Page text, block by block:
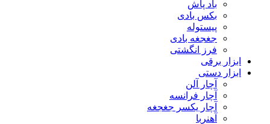
باد پاش
بکس بادی
پیستوله
جغجغه بادی
فرز انگشتی
ابزار برقی
ابزار دستی
آچار آلن
آچار فرانسه
آچار یکسر جغجغه
آهنربا